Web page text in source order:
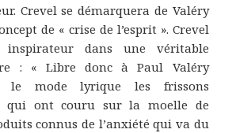
Crevel se démarquera de Valéry
de « crise de l’esprit ». Crevel
inspirateur dans une véritable
: « Libre donc à Paul Valéry
le mode lyrique les frissons
qui ont couru sur la moelle de
connus de l’anxiété qui va du